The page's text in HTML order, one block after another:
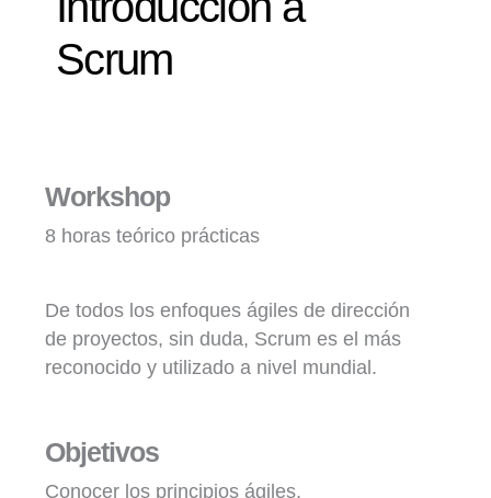
Scrum
Workshop
8 horas teórico prácticas
De todos los enfoques ágiles de dirección
de proyectos, sin duda, Scrum es el más
reconocido y utilizado a nivel mundial.
Objetivos
Conocer los principios ágiles,